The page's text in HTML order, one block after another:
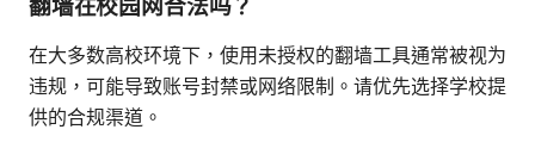
翻墙在校园网合法吗？
在大多数高校环境下，使用未授权的翻墙工具通常被视为
违规，可能导致账号封禁或网络限制。请优先选择学校提
供的合规渠道。